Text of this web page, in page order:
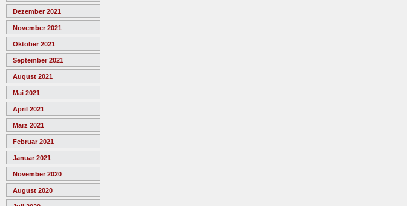
Dezember 2021
November 2021
Oktober 2021
September 2021
August 2021
Mai 2021
April 2021
März 2021
Februar 2021
Januar 2021
November 2020
August 2020